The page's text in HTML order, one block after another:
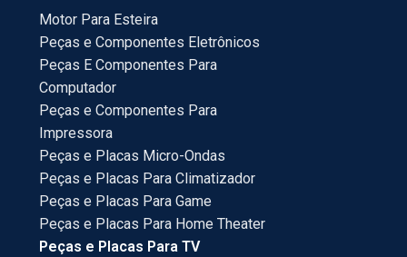
Motor Para Esteira
Peças e Componentes Eletrônicos
Peças E Componentes Para
Computador
Peças e Componentes Para
Impressora
Peças e Placas Micro-Ondas
Peças e Placas Para Climatizador
Peças e Placas Para Game
Peças e Placas Para Home Theater
Peças e Placas Para TV